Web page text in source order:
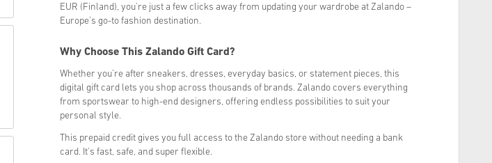
EUR (Finland), you're just a few clicks away from updating your wardrobe at Zalando –
Europe’s go-to fashion destination.
Why Choose This Zalando Gift Card?
Whether you’re after sneakers, dresses, everyday basics, or statement pieces, this
digital gift card lets you shop across thousands of brands. Zalando covers everything
from sportswear to high-end designers, offering endless possibilities to suit your
personal style.
This prepaid credit gives you full access to the Zalando store without needing a bank
card. It's fast, safe, and super flexible.